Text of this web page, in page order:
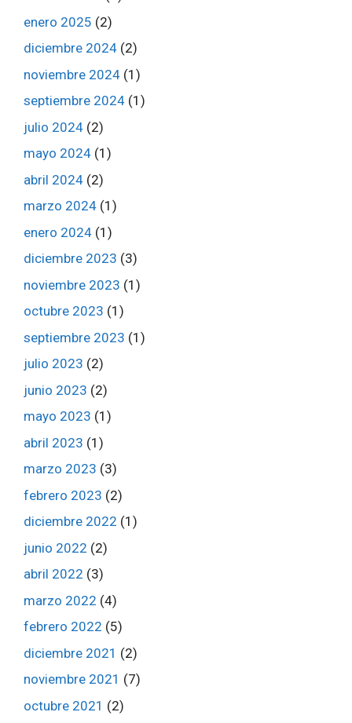
enero 2025 (2)
diciembre 2024 (2)
noviembre 2024 (1)
septiembre 2024 (1)
julio 2024 (2)
mayo 2024 (1)
abril 2024 (2)
marzo 2024 (1)
enero 2024 (1)
diciembre 2023 (3)
noviembre 2023 (1)
octubre 2023 (1)
septiembre 2023 (1)
julio 2023 (2)
junio 2023 (2)
mayo 2023 (1)
abril 2023 (1)
marzo 2023 (3)
febrero 2023 (2)
diciembre 2022 (1)
junio 2022 (2)
abril 2022 (3)
marzo 2022 (4)
febrero 2022 (5)
diciembre 2021 (2)
noviembre 2021 (7)
octubre 2021 (2)